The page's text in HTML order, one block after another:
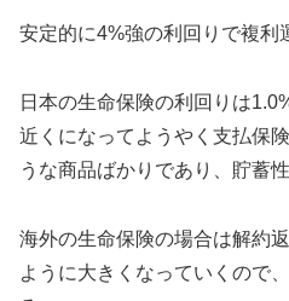
安定的に4%強の利回りで複利
日本の生命保険の利回りは
近くになってようやく支払保
うな商品ばかりであり、貯蓄
海外の生命保険の場合は解約
ように大きくなっていくので